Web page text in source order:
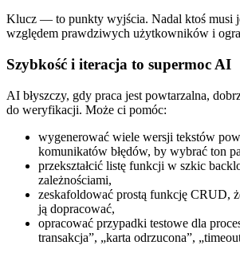
Klucz — to punkty wyjścia. Nadal ktoś musi
względem prawdziwych użytkowników i
Szybkość i iteracja to supermoc AI
AI błyszczy, gdy praca jest powtarzalna,
do weryfikacji. Może ci pomóc:
wygenerować wiele wersji tekstów
komunikatów błędów, by wybrać ton
przekształcić listę funkcji w szkic
zależnościami,
zeskafoldować prostą funkcję CRUD,
ją dopracować,
opracować przypadki testowe dla
transakcja”, „karta odrzucona”,